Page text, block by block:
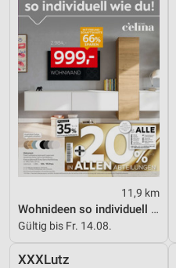
11,9 km
Wohnideen so individuell wie du!
Gültig bis Fr. 14.08.
XXXLutz